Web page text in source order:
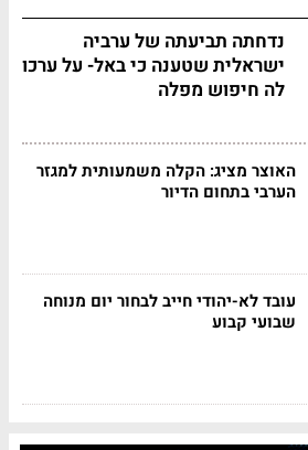
נדחתה תביעתה של ערביה
ישראלית שטענה כי באל- על ערכו
לה חיפוש מפלה
האוצר מציג: הקלה משמעותית למגזר
הערבי בתחום הדיור
עובד לא-יהודי חייב לבחור יום מנוחה
שבועי קבוע